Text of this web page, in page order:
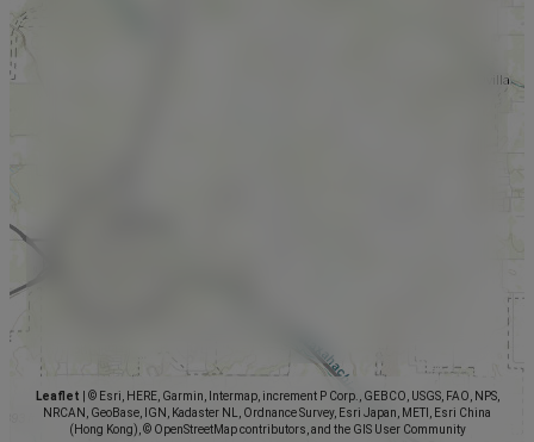
Leaflet
© Esri, HERE, Garmin, Intermap, increment P Corp., GEBCO, USGS, FAO, NPS,
NRCAN, GeoBase, IGN, Kadaster NL, Ordnance Survey, Esri Japan, METI, Esri China
(Hong Kong), © OpenStreetMap contributors, and the GIS User Community